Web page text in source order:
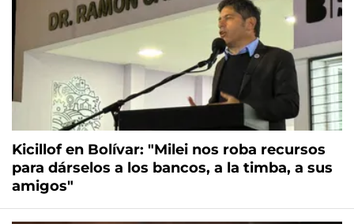
Kicillof en Bolívar: "Milei nos roba recursos
para dárselos a los bancos, a la timba, a sus
amigos"